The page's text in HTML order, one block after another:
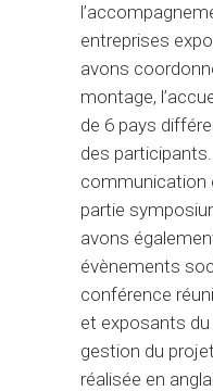
entreprises
avons
montage,
de 6 pays
des
communication
partie
avons
évènements
conférence
et exposants du
gestion du
réalisée en